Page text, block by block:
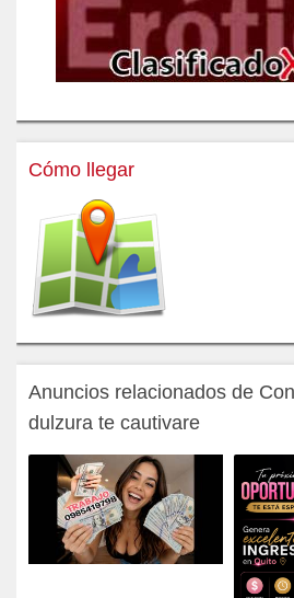
Cómo llegar
Anuncios relacionados de
dulzura te cautivare